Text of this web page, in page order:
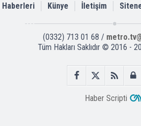
Haberleri Künye İletişim
(0332) 713 01 68 /
Tüm Hakları Saklıdır © 2016 -
Haber Scripti